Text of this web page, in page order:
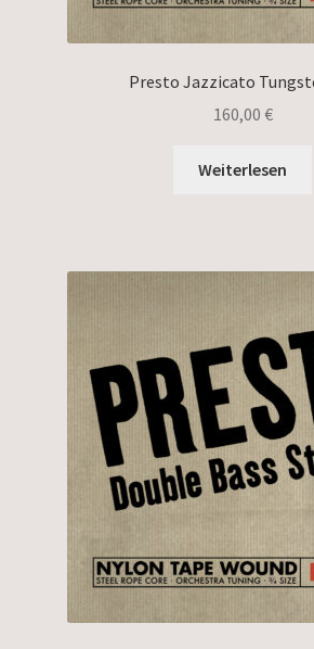
Presto Jazzicato
160,00 €
Weiterlesen